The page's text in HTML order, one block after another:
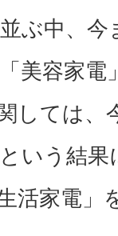
ぶ中、
美容家
しては
いう結
活家電